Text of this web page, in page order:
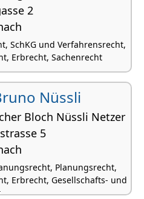
2
SchKG und Verfahrensrecht,
Erbrecht, Sachenrecht
Nüssli
Bloch Nüssli Netzer
5
Planungsrecht,
Erbrecht, Gesellschafts- und